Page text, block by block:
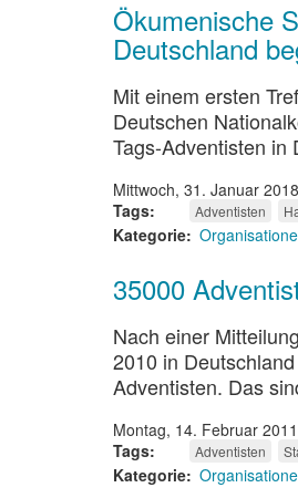
Ökumenische
Deutschland
Mit einem ersten
Deutschen
Tags-Adventisten in
Mittwoch, 31. Januar
Tags
Adventisten
Kategorie
35000
Nach einer
2010 in
Adventisten. Das
Montag, 14. Februar
Tags
Adventisten
Kategorie